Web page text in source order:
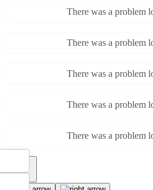
There was a problem
There was a problem
There was a problem
There was a problem
There was a problem